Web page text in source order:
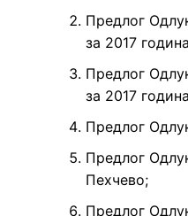
Предлог
за 2017
Предлог
за 2017
Предлог
Предлог
Пехчево;
Предлог